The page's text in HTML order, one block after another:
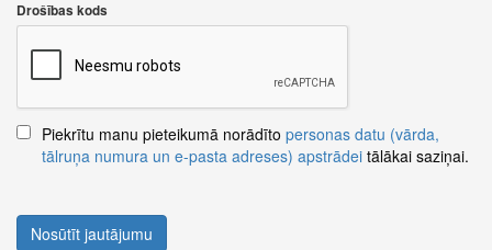
Drošības kods
Piekrītu manu pieteikumā norādīto personas datu (vārda,
tālruņa numura un e-pasta adreses) apstrādei tālākai saziņai.
Nosūtīt jautājumu